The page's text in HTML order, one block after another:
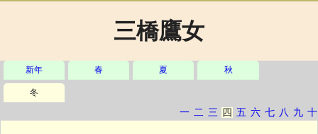
三橋鷹女
新年 春 夏 秋
冬
一 二 三 四 五 六 七 八 九 十